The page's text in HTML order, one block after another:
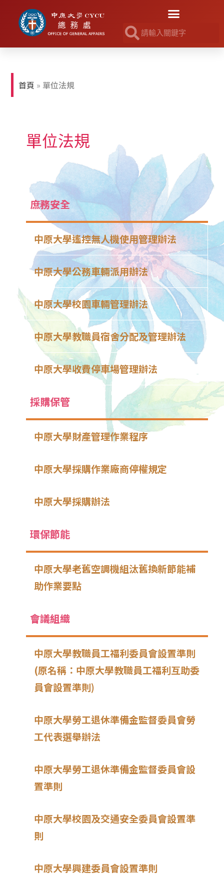
首頁 » 單位法規
單位法規
庶務安全
中原大學遙控無人機使用管理辦法
中原大學公務車輛派用辦法
中原大學校園車輛管理辦法
中原大學教職員宿舍分配及管理辦法
中原大學收費停車場管理辦法
採購保管
中原大學財產管理作業程序
中原大學採購作業廠商停權規定
中原大學採購辦法
環保節能
中原大學老舊空調機組汰舊換新節能補
助作業要點
會議組織
中原大學教職員工福利委員會設置準則
(原名稱：中原大學教職員工福利互助委
員會設置準則)
中原大學勞工退休準備金監督委員會勞
工代表選舉辦法
中原大學勞工退休準備金監督委員會設
置準則
中原大學校園及交通安全委員會設置準
則
中原大學興建委員會設置準則